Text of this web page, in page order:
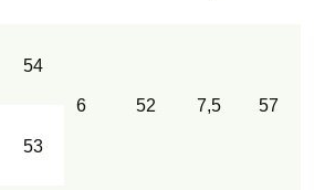
54
6 52 7,5 57
53